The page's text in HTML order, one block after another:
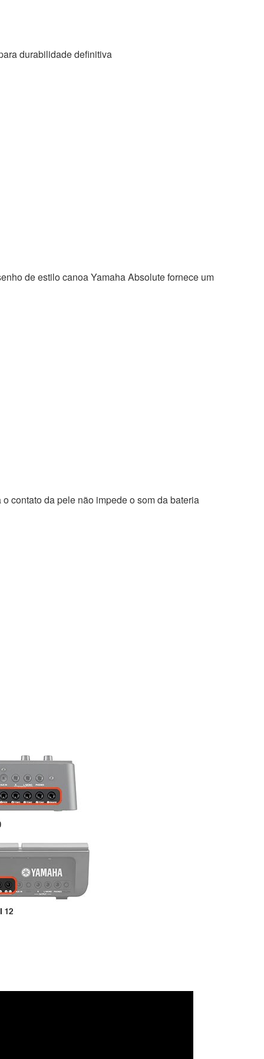
durabilidade definitiva
de estilo canoa Yamaha Absolute fornece um
contato da pele não impede o som da bateria